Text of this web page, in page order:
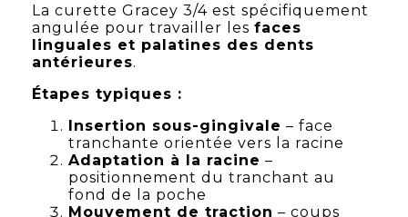
La curette Gracey 3/4 est spécifiquement
angulée pour travailler les faces
linguales et palatines des dents
antérieures.
Étapes typiques :
Insertion sous-gingivale – face
tranchante orientée vers la racine
Adaptation à la racine –
positionnement du tranchant au
fond de la poche
Mouvement de traction – coups